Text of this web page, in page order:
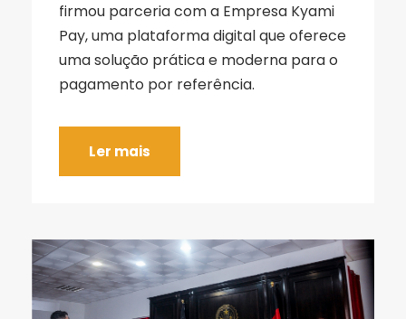
firmou parceria com a Empresa Kyami
Pay, uma plataforma digital que oferece
uma solução prática e moderna para o
pagamento por referência.
Ler mais